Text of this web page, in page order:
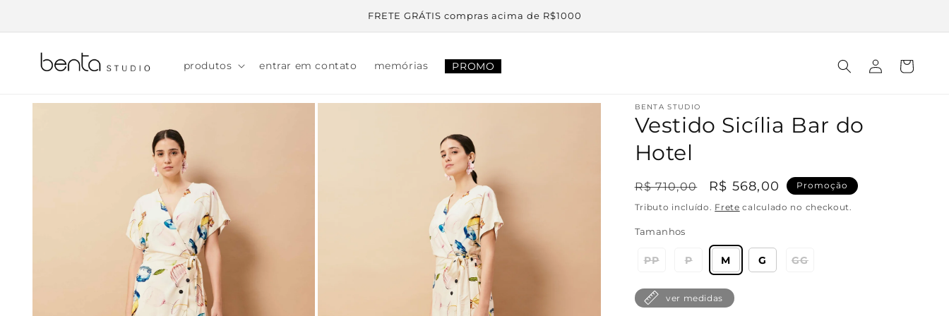
FRETE GRÁTIS compras acima de R$1000
produtos entrar em contato memórias PROMO
Fazer
login
Carrinho
Pular para
BENTA STUDIO
Vestido Sicília Bar do
Hotel
Preço
normal
R$ 710,00
Preço
promocional
R$ 568,00 Promoção
Tributo incluído. Frete calculado no checkout.
Tamanhos
PP P M G GG
ver medidas